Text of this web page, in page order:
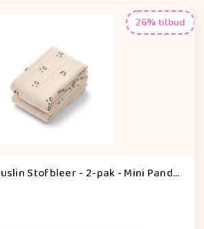
26% tilbud
Liewood Lewis Muslin Stofbleer - 2-pak - Mini Panda/Sandy Mix